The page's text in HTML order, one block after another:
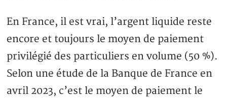
En France, il est vrai, l’argent liquide reste
encore et toujours le moyen de paiement
privilégié des particuliers en volume (50 %).
Selon une étude de la Banque de France en
avril 2023, c’est le moyen de paiement le